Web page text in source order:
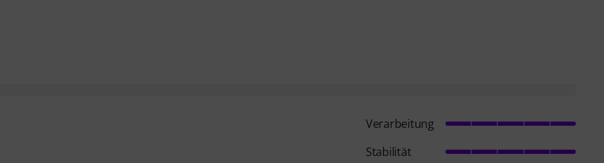
Verarbeitung
Stabilität